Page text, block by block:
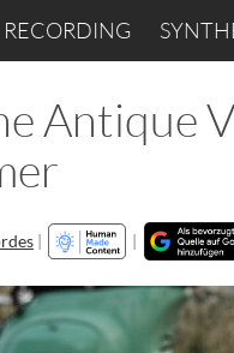
RECORDING
Antique
| |